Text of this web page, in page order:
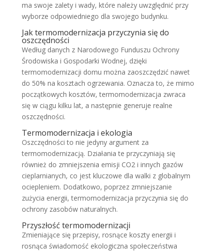
ma swoje zalety i wady, które należy uwzględnić przy
wyborze odpowiedniego dla swojego budynku.
Jak termomodernizacja przyczynia się do
oszczędności
Według danych z Narodowego Funduszu Ochrony
Środowiska i Gospodarki Wodnej, dzięki
termomodernizacji domu można zaoszczędzić nawet
do 50% na kosztach ogrzewania. Oznacza to, że mimo
początkowych kosztów, termomodernizacja zwraca
się w ciągu kilku lat, a następnie generuje realne
oszczędności.
Termomodernizacja i ekologia
Oszczędności to nie jedyny argument za
termomodernizacją. Działania te przyczyniają się
również do zmniejszenia emisji CO2 i innych gazów
cieplarnianych, co jest kluczowe dla walki z globalnym
ociepleniem. Dodatkowo, poprzez zmniejszanie
zużycia energii, termomodernizacja przyczynia się do
ochrony zasobów naturalnych.
Przyszłość termomodernizacji
Zmieniające się przepisy, rosnące koszty energii i
rosnąca świadomość ekologiczna społeczeństwa